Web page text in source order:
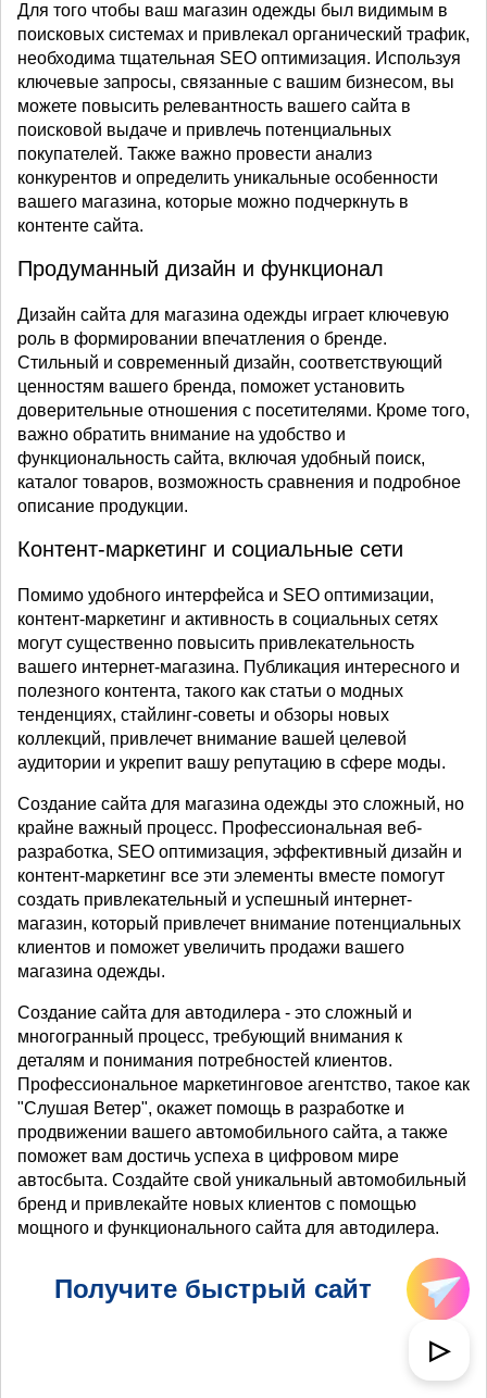
Для того чтобы ваш магазин одежды был видимым в
поисковых системах и привлекал органический трафик,
необходима тщательная SEO оптимизация. Используя
ключевые запросы, связанные с вашим бизнесом, вы
можете повысить релевантность вашего сайта в
поисковой выдаче и привлечь потенциальных
покупателей. Также важно провести анализ
конкурентов и определить уникальные особенности
вашего магазина, которые можно подчеркнуть в
контенте сайта.
Продуманный дизайн и функционал
Дизайн сайта для магазина одежды играет ключевую
роль в формировании впечатления о бренде.
Стильный и современный дизайн, соответствующий
ценностям вашего бренда, поможет установить
доверительные отношения с посетителями. Кроме того,
важно обратить внимание на удобство и
функциональность сайта, включая удобный поиск,
каталог товаров, возможность сравнения и подробное
описание продукции.
Контент-маркетинг и социальные сети
Помимо удобного интерфейса и SEO оптимизации,
контент-маркетинг и активность в социальных сетях
могут существенно повысить привлекательность
вашего интернет-магазина. Публикация интересного и
полезного контента, такого как статьи о модных
тенденциях, стайлинг-советы и обзоры новых
коллекций, привлечет внимание вашей целевой
аудитории и укрепит вашу репутацию в сфере моды.
Создание сайта для магазина одежды это сложный, но
крайне важный процесс. Профессиональная веб-
разработка, SEO оптимизация, эффективный дизайн и
контент-маркетинг все эти элементы вместе помогут
создать привлекательный и успешный интернет-
магазин, который привлечет внимание потенциальных
клиентов и поможет увеличить продажи вашего
магазина одежды.
Создание сайта для автодилера - это сложный и
многогранный процесс, требующий внимания к
деталям и понимания потребностей клиентов.
Профессиональное маркетинговое агентство, такое как
"Слушая Ветер", окажет помощь в разработке и
продвижении вашего автомобильного сайта, а также
поможет вам достичь успеха в цифровом мире
автосбыта. Создайте свой уникальный автомобильный
бренд и привлекайте новых клиентов с помощью
мощного и функционального сайта для автодилера.
Получите быстрый сайт
▷